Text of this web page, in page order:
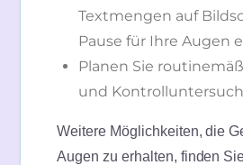
Textmengen auf
Pause für Ihre Augen
Planen Sie
und
Weitere Möglichkeiten, die
Augen zu erhalten, finden